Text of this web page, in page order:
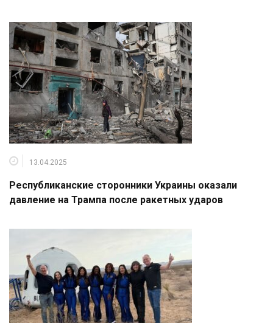
13.04.2025
Республиканские сторонники Украины оказали
давление на Трампа после ракетных ударов